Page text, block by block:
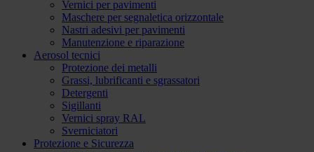
Vernici per pavimenti
Maschere per segnaletica orizzontale
Nastri adesivi per pavimenti
Manutenzione e riparazione
Aerosol tecnici
Protezione dei metalli
Grassi, lubrificanti e sgrassatori
Detergenti
Sigillanti
Vernici spray RAL
Sverniciatori
Protezione e Sicurezza